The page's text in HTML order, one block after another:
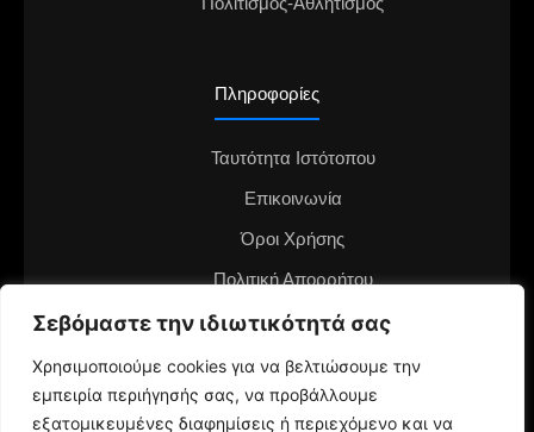
Σεβόμαστε την ιδιωτικότητά σας
Χρησιμοποιούμε cookies για να βελτιώσουμε την
εμπειρία περιήγησής σας, να προβάλλουμε
εξατομικευμένες διαφημίσεις ή περιεχόμενο και να
Πληροφορίες
Ταυτότητα Ιστότοπου
Επικοινωνία
Όροι Χρήσης
Πολιτική Απορρήτου
Διαφημιστείτε στο notianea.gr
Γίνε ο ανταποκριτής στην περιοχή σου